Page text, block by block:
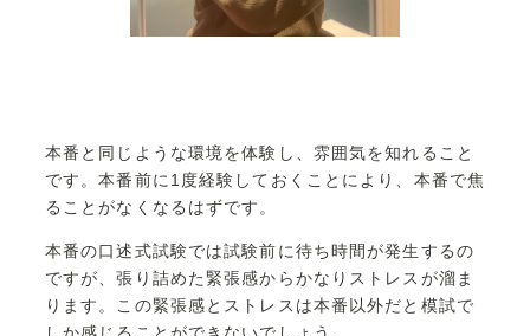
本番と同じような環境を体験し、雰囲気を知れること
です。本番前に1度経験しておくことにより、本番で焦
ることがなくなるはずです。
本番の口述式試験では試験前に待ち時間が発生するの
ですが、張り詰めた緊張感からかなりストレスが溜ま
ります。この緊張感とストレスは本番以外だと模試で